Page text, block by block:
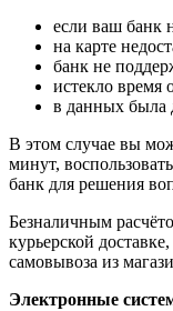
если ваш банк
на карте
банк не
истекло время
в данных была
В этом случае вы
минут,
банк для решения
Безналичным
курьерской
самовывоза из
Электронные